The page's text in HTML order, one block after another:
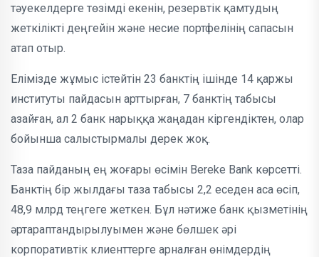
тәуекелдерге төзімді екенін, резервтік қамтудың
жеткілікті деңгейін және несие портфелінің сапасын
атап отыр.
Елімізде жұмыс істейтін 23 банктің ішінде 14 қаржы
институты пайдасын арттырған, 7 банктің табысы
азайған, ал 2 банк нарыққа жаңадан кіргендіктен, олар
бойынша салыстырмалы дерек жоқ.
Таза пайданың ең жоғары өсімін Bereke Bank көрсетті.
Банктің бір жылдағы таза табысы 2,2 еседен аса өсіп,
48,9 млрд теңгеге жеткен. Бұл нәтиже банк қызметінің
әртараптандырылуымен және бөлшек әрі
корпоративтік клиенттерге арналған өнімдердің